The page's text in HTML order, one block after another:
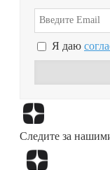
Я даю
Следите за